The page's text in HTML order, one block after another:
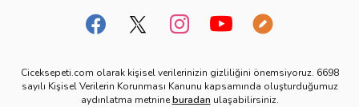
Ciceksepeti.com olarak kişisel verilerinizin gizliliğini önemsiyoruz. 6698
sayılı Kişisel Verilerin Korunması Kanunu kapsamında oluşturduğumuz
aydınlatma metnineburadan ulaşabilirsiniz.